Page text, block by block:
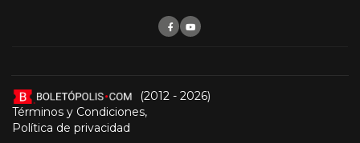
(2012 - 2026)
Términos y Condiciones,
Política de privacidad